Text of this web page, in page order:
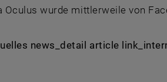
wurde mittlerweile von
news_detail article